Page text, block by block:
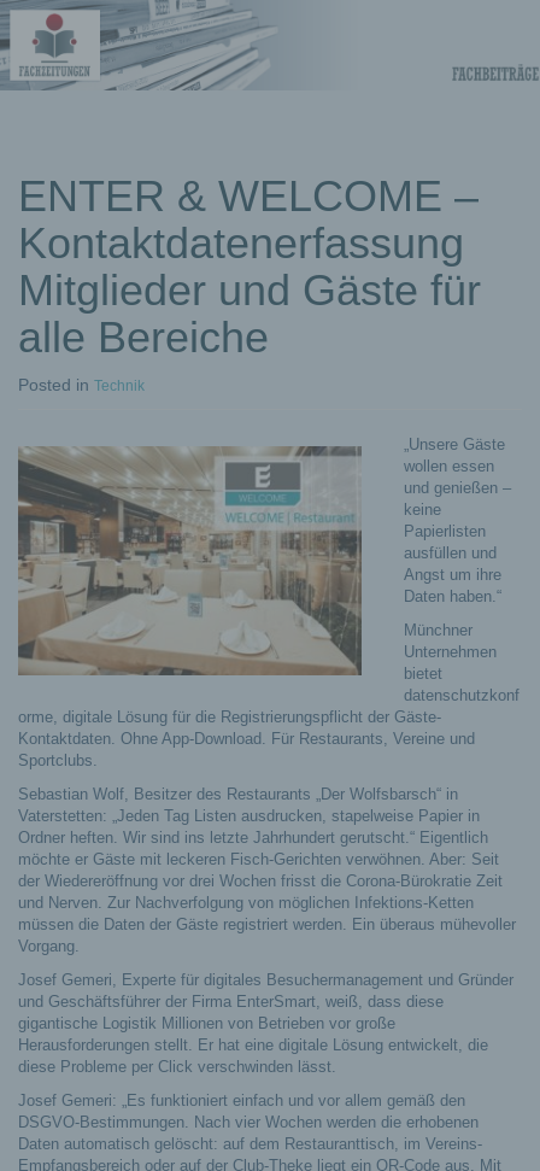
Projekte –
Fachbeiträge
ENTER & WELCOME –
Kontaktdatenerfassung
Mitglieder und Gäste für
alle Bereiche
Posted in Technik
„Unsere Gäste
wollen essen
und genießen –
keine
Papierlisten
ausfüllen und
Angst um ihre
Daten haben.“
Münchner
Unternehmen
bietet
datenschutzkonf
orme, digitale Lösung für die Registrierungspflicht der Gäste-
Kontaktdaten. Ohne App-Download. Für Restaurants, Vereine und
Sportclubs.
Sebastian Wolf, Besitzer des Restaurants „Der Wolfsbarsch“ in
Vaterstetten: „Jeden Tag Listen ausdrucken, stapelweise Papier in
Ordner heften. Wir sind ins letzte Jahrhundert gerutscht.“ Eigentlich
möchte er Gäste mit leckeren Fisch-Gerichten verwöhnen. Aber: Seit
der Wiedereröffnung vor drei Wochen frisst die Corona-Bürokratie Zeit
und Nerven. Zur Nachverfolgung von möglichen Infektions-Ketten
müssen die Daten der Gäste registriert werden. Ein überaus mühevoller
Vorgang.
Josef Gemeri, Experte für digitales Besuchermanagement und Gründer
und Geschäftsführer der Firma EnterSmart, weiß, dass diese
gigantische Logistik Millionen von Betrieben vor große
Herausforderungen stellt. Er hat eine digitale Lösung entwickelt, die
diese Probleme per Click verschwinden lässt.
Josef Gemeri: „Es funktioniert einfach und vor allem gemäß den
DSGVO-Bestimmungen. Nach vier Wochen werden die erhobenen
Daten automatisch gelöscht: auf dem Restauranttisch, im Vereins-
Empfangsbereich oder auf der Club-Theke liegt ein QR-Code aus. Mit